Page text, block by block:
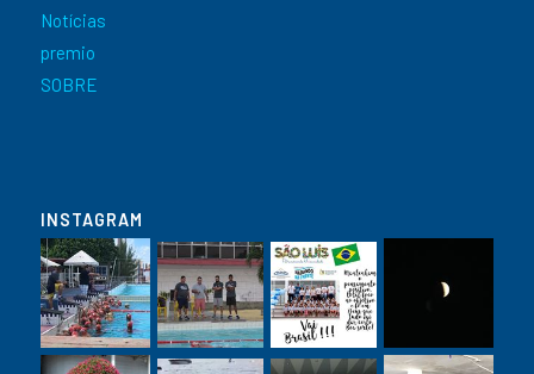
Notícias
premio
SOBRE
INSTAGRAM